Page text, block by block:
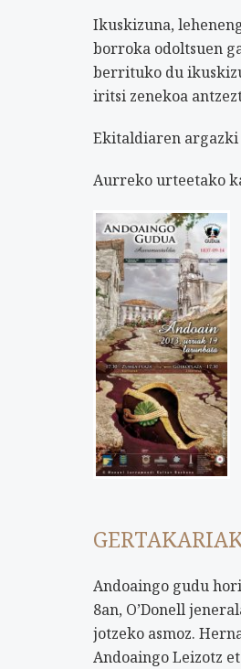
Ikuskizuna,
borroka odoltsuen
berrituko du
iritsi zenekoa
Ekitaldiaren
Aurreko urteetako
Andoaingo gudu
8an, O’Donell
jotzeko asmoz.
Andoaingo Leizotz